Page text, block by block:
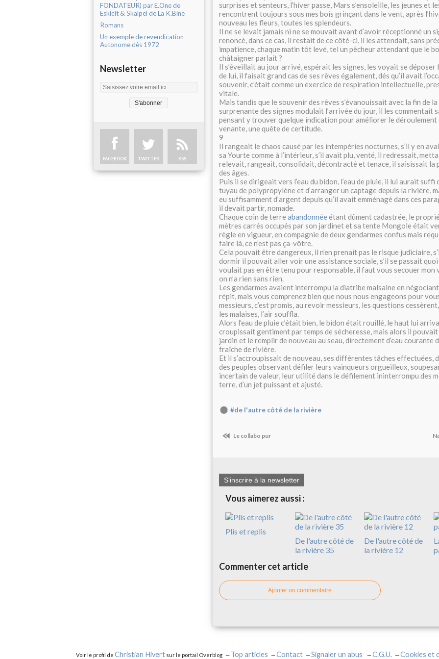
FONDATEUR) par E.One de
Eskicit & Skalpel de La K.Bine
Romans
Un exemple de revendication
Autonome dès 1972
Newsletter
FACEBOOK TWITTER RSS
surprises et senteurs, l’hiver passe, Mars s’ensoleille, les jeunes et
rencontrent toujours sous mes bois grinçant dans le vent, après
nouveau les fleurs, toutes les splendeurs.
Il ne se levait jamais ni ne se mouvait avant d’avoir réceptionné un
renoncé, dans ce cas, il restait de ce côté-ci, il les attendait, sans
impatience, chaque matin tôt levé, tel un pêcheur attendant que le
châtaigner parlait ?
Il s’éveillait au jour arrivé, espérait les signes, les voyait se
de lui, il faisait grand cas de ses rêves également, dés qu’il avait
souvenir, c’était comme un exercice de respiration intellectuelle,
vitale.
Mais tandis que le souvenir des rêves s’évanouissait avec la fin de
surprenante des signes modulait l’arrivée du jour, il les commentait
pensant y trouver quelque indication pour améliorer le déroulement
venante, une quête de certitude.
9
Il rangeait le chaos causé par les intempéries nocturnes, s’il y en
sa Yourte comme à l’intérieur, s’il avait plu, venté, il redressait,
relevait, rangeait, consolidait, décontracté et tenace, il saisissait la
des âges.
Puis il se dirigeait vers l’eau du bidon, l’eau de pluie, il lui aurait suffi
tuyau de polypropylène et d’arranger un captage depuis la rivière,
eu suffisamment d’argent depuis qu’il avait emménagé dans ces
il devait partir, nomade.
Chaque coin de terre abandonnéeétant dûment cadastrée, le
mètres carrés occupés par son jardinet et sa tente Mongole était
règle en vigueur, en compagnie de deux gendarmes confus mais
faire là, ce n’est pas ça-vôtre.
Cela pouvait être dangereux, il n’en prenait pas le risque judiciaire,
dormir il pouvait aller voir une assistance sociale, s’il se passait
voulait pas en être tenu pour responsable, il faut vous secouer mon
on n’a rien sans rien.
Les gendarmes avaient interrompu la diatribe malsaine en
répit, mais vous comprenez bien que nous nous engageons pour
messieurs, c’est promis, au revoir messieurs, les questions
les malaises, l’air souffla.
Alors l’eau de pluie c’était bien, le bidon était rouillé, le haut lui
croupissait gentiment par temps de sécheresse, mais alors il
jardin et le remplir de nouveau au seau, directement d’eau courante
fraîche de rivière.
Et il s’accroupissait de nouveau, ses différentes tâches effectuées,
des peuples observant défiler leurs vainqueurs orgueilleux,
incertain de valeur, leur utilité dans le défilement ininterrompu des
terre, d’un jet puissant et ajusté.
#de l'autre côté de la rivière
Le collabo pur
S'inscrire à la newsletter
Vous aimerez aussi :
Plis et replis
De l'autre côté de
la rivière 35
De l'autre côté de
la rivière 12
Commenter cet article
Ajouter un commentaire
Voir le profil de Christian Hivertsur le portail Overblog Top articles Contact Signaler un abus C.G.U. Cookies et